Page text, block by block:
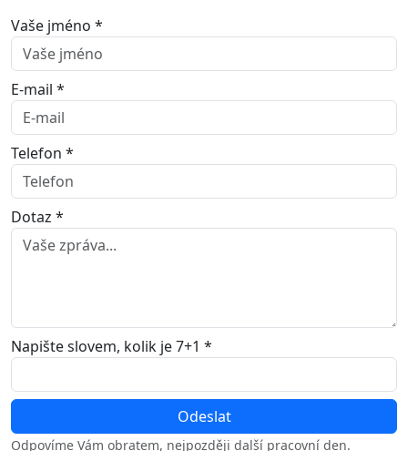
Vaše jméno *
E-mail *
Telefon *
Dotaz *
Napište slovem, kolik je 7+1 *
Odpovíme Vám obratem, nejpozději další pracovní den.